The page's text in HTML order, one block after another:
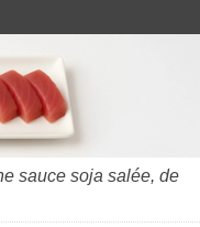
sauce soja salée, de